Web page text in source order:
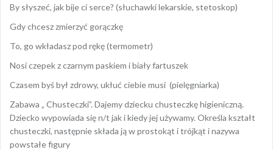
By słyszeć, jak bije ci serce? (słuchawki lekarskie, stetoskop)
Gdy chcesz zmierzyć gorączkę
To, go wkładasz pod rękę (termometr)
Nosi czepek z czarnym paskiem i biały fartuszek
Czasem byś był zdrowy, ukłuć ciebie musi (pielęgniarka)
Zabawa „ Chusteczki”. Dajemy dziecku chusteczkę higieniczną.
Dziecko wypowiada się n/t jak i kiedy jej używamy. Określa kształt
chusteczki, następnie składa ją w prostokąt i trójkąt i nazywa
powstałe figury